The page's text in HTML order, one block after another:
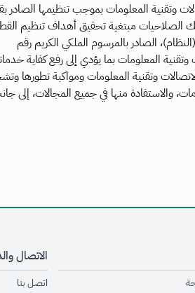
وتقنية المعلومات بموجب تنظيمها الصادر
3/1422هـ، وتباشر الهيئة تلك الصلاحيات مبتغية تحقيق أهداف تنظيم
الصادر بالمرسوم الملكي الكريم رقم
الاتصالات وتقنية المعلومات بما يؤدي إلى رفع كفاية
وتقنية المعلومات ومواكبة تطورها
والاستفادة منها في جميع المجالات، إلى
opens in new window
الاتصال
اتصل بنا